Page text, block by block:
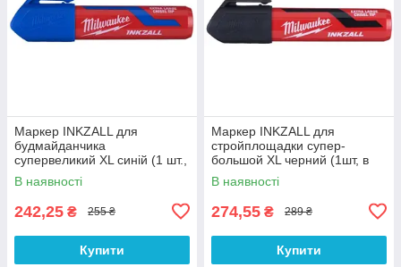
Маркер INKZALL для
будмайданчика
супервеликий XL синій (1 шт.,
дисплей 12 шт.)
В наявності
242,25 ₴ 255 ₴
Купити
Маркер INKZALL для
стройплощадки супер-
большой XL черний (1шт, в
блистере)
В наявності
274,55 ₴ 289 ₴
Купити